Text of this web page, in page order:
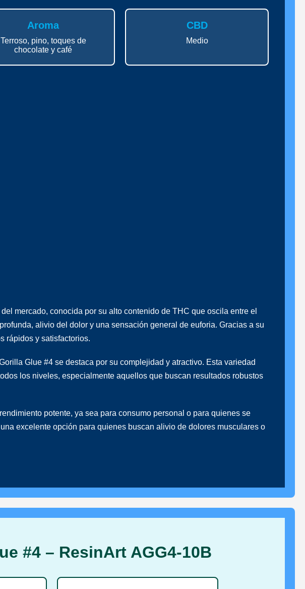
Aroma
Terroso, pino, toques de
chocolate y café
CBD
Medio
mercado, conocida por su alto contenido de THC que oscila entre el
alivio del dolor y una sensación general de euforia. Gracias a su
rápidos y satisfactorios.
Glue #4 se destaca por su complejidad y atractivo. Esta variedad
los niveles, especialmente aquellos que buscan resultados robustos
potente, ya sea para consumo personal o para quienes se
excelente opción para quienes buscan alivio de dolores musculares o
#4 – ResinArt AGG4-10B